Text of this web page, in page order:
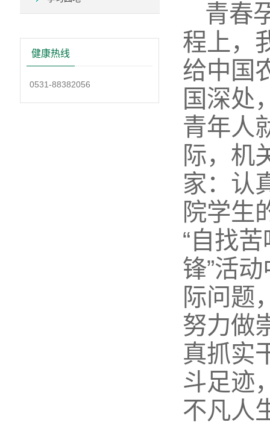
健康热线
0531-88382056
青春
程上，
给中国
国深处
青年人
际，机
家：认
院学生
“自找
锋”活
际问题
努力做
真抓实
斗足迹
不凡人